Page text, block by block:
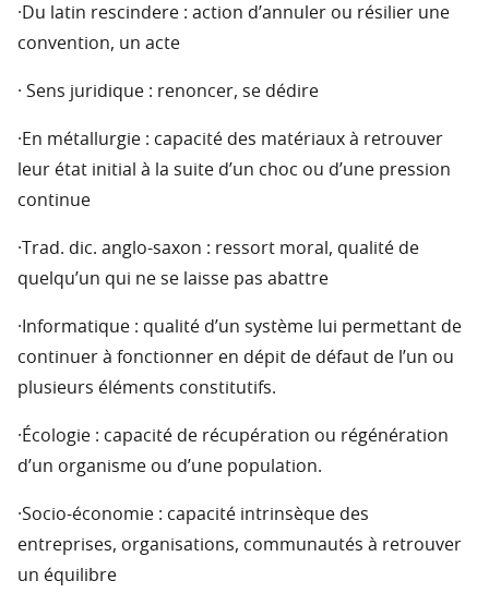
·Du latin rescindere : action d’annuler ou résilier une
convention, un acte
· Sens juridique : renoncer, se dédire
·En métallurgie : capacité des matériaux à retrouver
leur état initial à la suite d’un choc ou d’une pression
continue
·Trad. dic. anglo-saxon : ressort moral, qualité de
quelqu’un qui ne se laisse pas abattre
·Informatique : qualité d’un système lui permettant de
continuer à fonctionner en dépit de défaut de l’un ou
plusieurs éléments constitutifs.
·Écologie : capacité de récupération ou régénération
d’un organisme ou d’une population.
·Socio-économie : capacité intrinsèque des
entreprises, organisations, communautés à retrouver
un équilibre